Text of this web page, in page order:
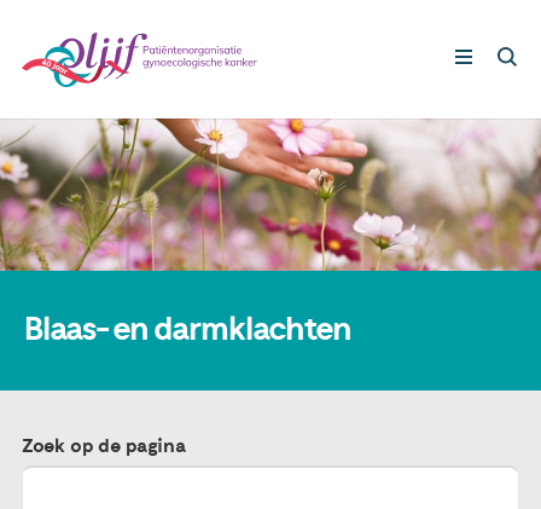
Nieuws
Gynaecologische kankers
Lotgenoten
Blaas- en darmklachten
Zoek op de pagina